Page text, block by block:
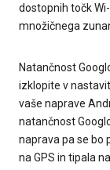
dostopnih točk
množičnega
Natančnost
izklopite v
vaše naprave
natančnost
naprava pa se bo
na GPS in tipala